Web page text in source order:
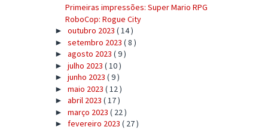
Primeiras impressões: Super Mario RPG
RoboCop: Rogue City
► outubro 2023 ( 14 )
► setembro 2023 ( 8 )
► agosto 2023 ( 9 )
► julho 2023 ( 10 )
► junho 2023 ( 9 )
► maio 2023 ( 12 )
► abril 2023 ( 17 )
► março 2023 ( 22 )
► fevereiro 2023 ( 27 )